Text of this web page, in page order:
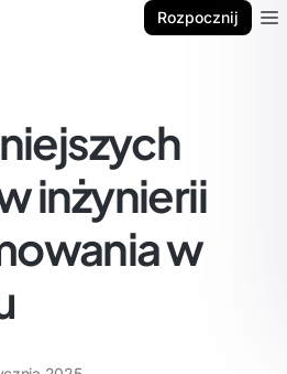
Rozpocznij
inżynierii
w